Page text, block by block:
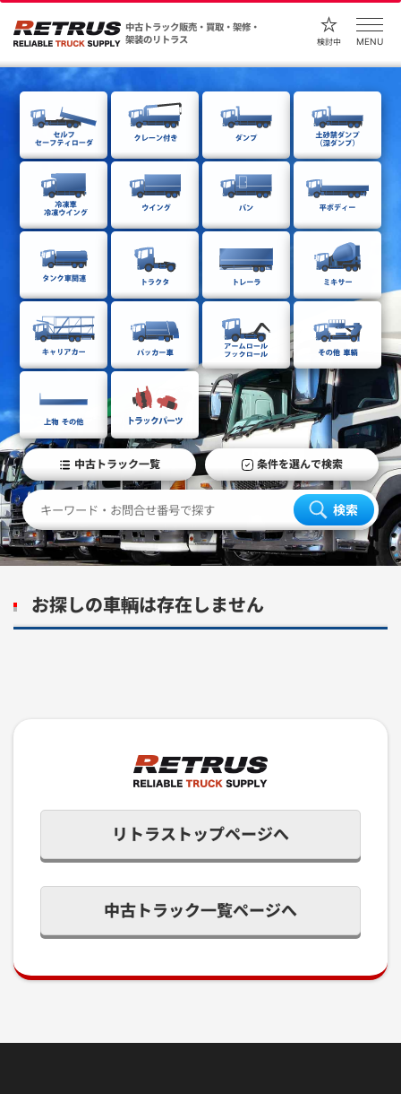
中古トラック販売・買取・架修・
架装のリトラス
検討中 MENU
中古トラック一覧 条件を選んで検索
検索
お探しの車輌は存在しません
リトラストップページへ
中古トラック一覧ページへ